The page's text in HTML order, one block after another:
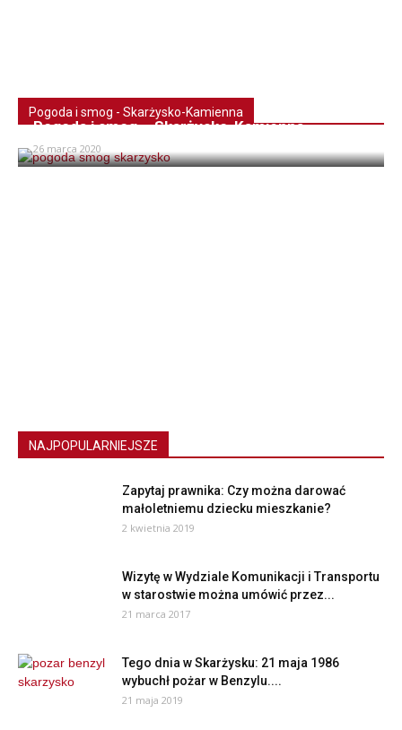
Pogoda i smog - Skarżysko-Kamienna
Pogoda i smog – Skarżysko-Kamienna
26 marca 2020
NAJPOPULARNIEJSZE
Zapytaj prawnika: Czy można darować
małoletniemu dziecku mieszkanie?
2 kwietnia 2019
Wizytę w Wydziale Komunikacji i Transportu
w starostwie można umówić przez...
21 marca 2017
Tego dnia w Skarżysku: 21 maja 1986
wybuchł pożar w Benzylu....
21 maja 2019